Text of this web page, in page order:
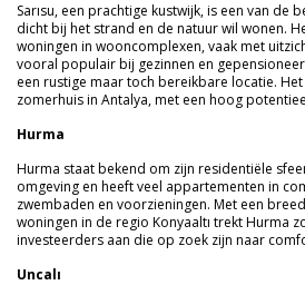
Sarısu, een prachtige kustwijk, is een van de
dicht bij het strand en de natuur wil wonen.
woningen in wooncomplexen, vaak met
vooral populair bij gezinnen en
een rustige maar toch bereikbare locatie.
zomerhuis in Antalya, met een hoog
Hurma
Hurma staat bekend om zijn residentiële
omgeving en heeft veel appartementen in
zwembaden en voorzieningen. Met een
woningen in de regio Konyaaltı trekt Hurma
investeerders aan die op zoek zijn naar
Uncalı